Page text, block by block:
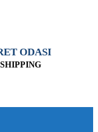
ODASI